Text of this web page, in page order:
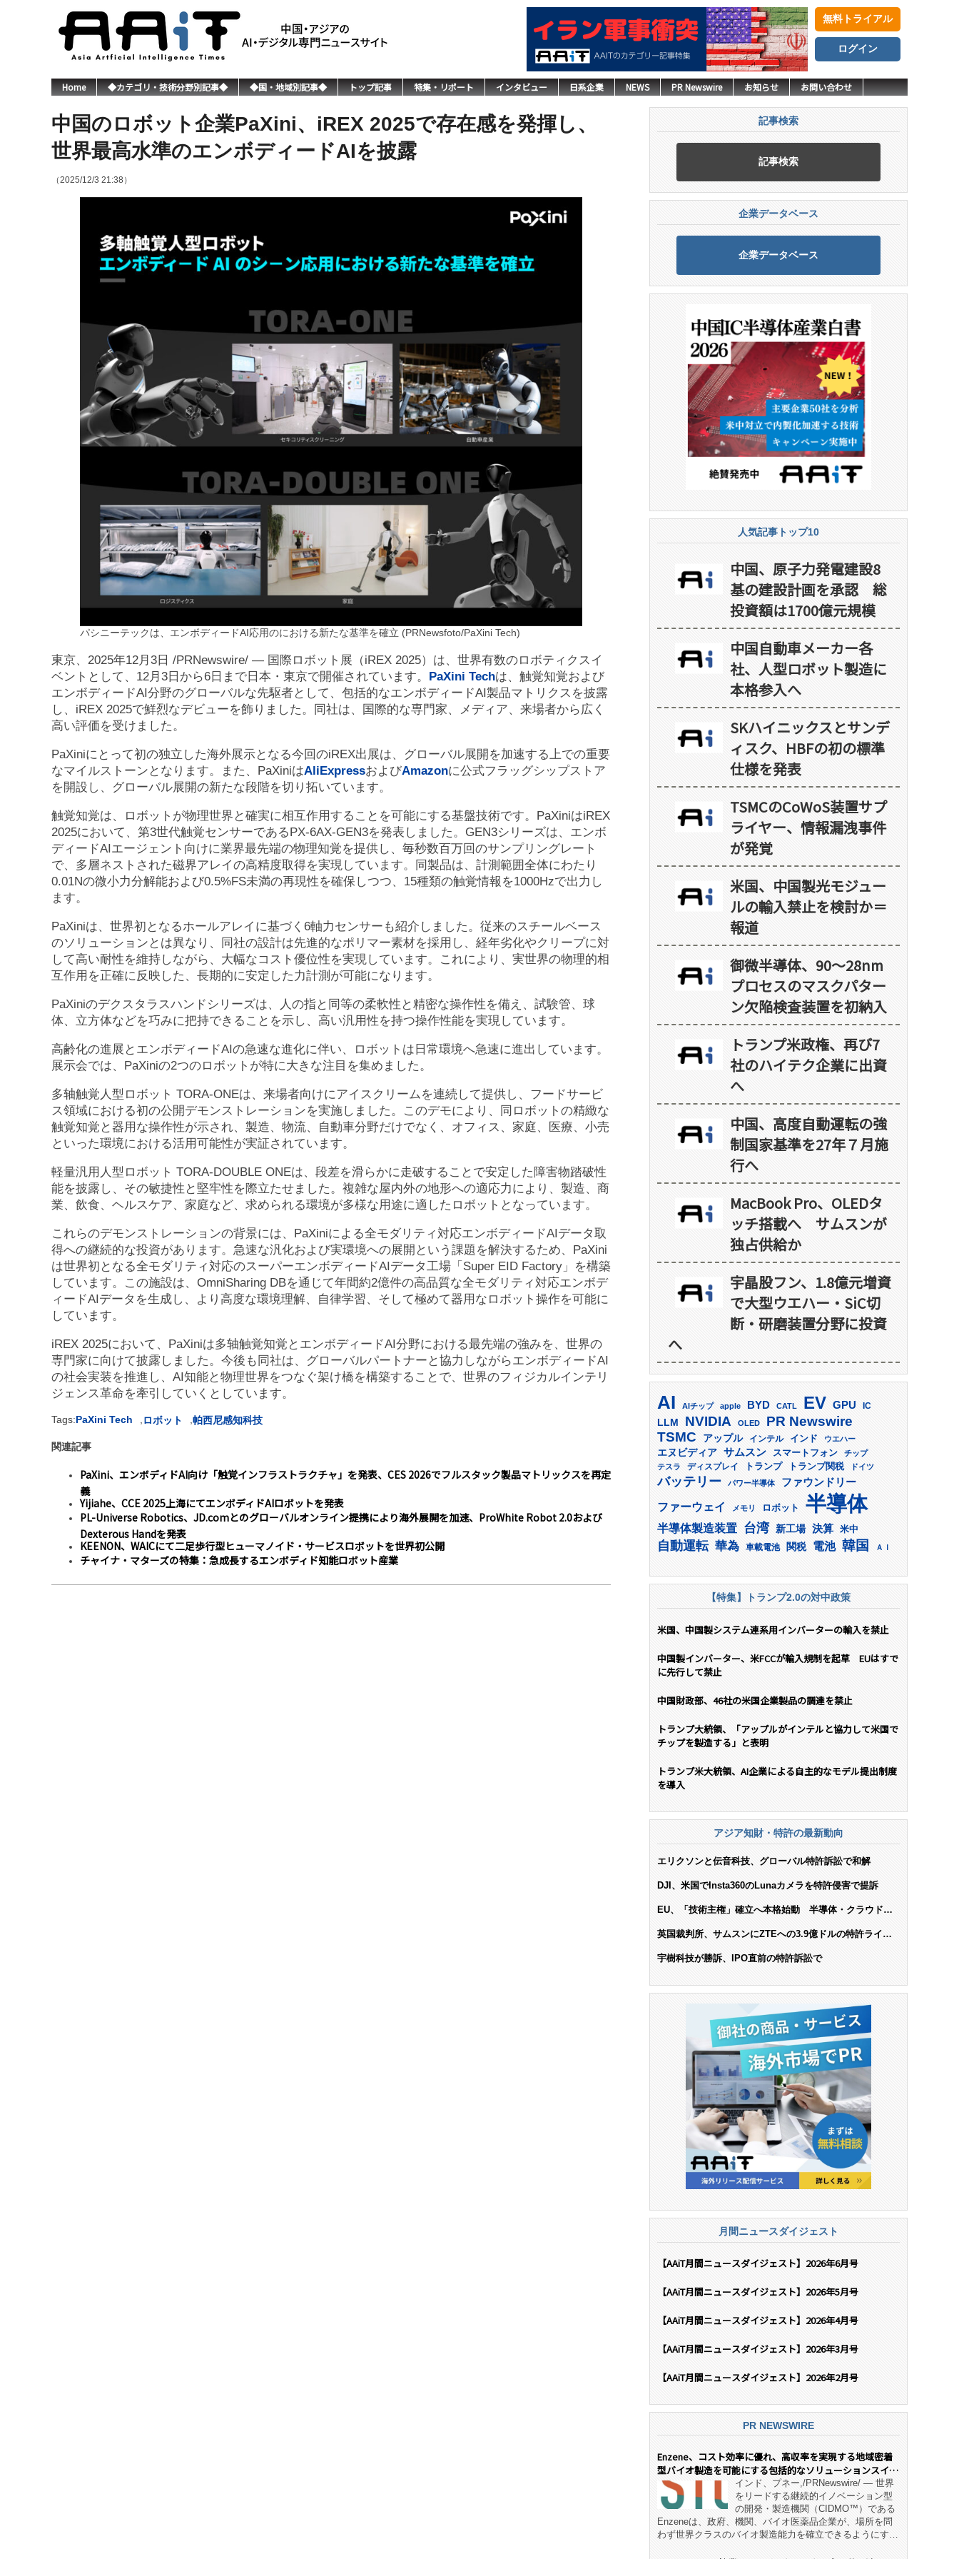
無料トライアル
ログイン
Home ◆カテゴリ・技術分野別記事◆ ◆国・地域別記事◆ トップ記事 特集・リポート インタビュー 日系企業 NEWS PR Newswire お知らせ お問い合わせ
中国のロボット企業PaXini、iREX 2025で存在感を発揮し、
世界最高水準のエンボディードAIを披露
（2025/12/3 21:38）
パシニーテックは、エンボディードAI応用のにおける新たな基準を確立 (PRNewsfoto/PaXini Tech)
東京、2025年12月3日 /PRNewswire/ — 国際ロボット展（iREX 2025）は、世界有数のロボティクスイ
ベントとして、12月3日から6日まで日本・東京で開催されています。
PaXini Techは、触覚知覚および
エンボディードAI分野のグローバルな先駆者として、包括的なエンボディードAI製品マトリクスを披露
し、iREX 2025で鮮烈なデビューを飾りました。同社は、国際的な専門家、メディア、来場者から広く
高い評価を受けました。
PaXiniにとって初の独立した海外展示となる今回のiREX出展は、グローバル展開を加速する上での重要
なマイルストーンとなります。また、PaXiniはAliExpressおよびAmazonに公式フラッグシップストア
を開設し、グローバル展開の新たな段階を切り拓いています。
触覚知覚は、ロボットが物理世界と確実に相互作用することを可能にする基盤技術です。PaXiniはiREX
2025において、第3世代触覚センサーであるPX-6AX-GEN3を発表しました。GEN3シリーズは、エンボ
ディードAIエージェント向けに業界最先端の物理知覚を提供し、毎秒数百万回のサンプリングレート
で、多層ネストされた磁界アレイの高精度取得を実現しています。同製品は、計測範囲全体にわたり
0.01Nの微小力分解能および0.5%FS未満の再現性を確保しつつ、15種類の触覚情報を1000Hzで出力し
ます。
PaXiniは、世界初となるホールアレイに基づく6軸力センサーも紹介しました。従来のスチールベース
のソリューションとは異なり、同社の設計は先進的なポリマー素材を採用し、経年劣化やクリープに対
して高い耐性を維持しながら、大幅なコスト優位性を実現しています。これにより、実世界の物理的相
互作用を正確に反映した、長期的に安定した力計測が可能になります。
PaXiniのデクスタラスハンドシリーズは、人の指と同等の柔軟性と精密な操作性を備え、試験管、球
体、立方体などを巧みに把持できることを示し、高い汎用性を持つ操作性能を実現しています。
高齢化の進展とエンボディードAIの急速な進化に伴い、ロボットは日常環境へ急速に進出しています。
展示会では、PaXiniの2つのロボットが特に大きな注目を集めました。
多轴触覚人型ロボット TORA-ONEは、来場者向けにアイスクリームを連続して提供し、フードサービ
ス領域における初の公開デモンストレーションを実施しました。このデモにより、同ロボットの精緻な
触覚知覚と器用な操作性が示され、製造、物流、自動車分野だけでなく、オフィス、家庭、医療、小売
といった環境における活用可能性が実証されています。
軽量汎用人型ロボット TORA-DOUBLE ONEは、段差を滑らかに走破することで安定した障害物踏破性
能を披露し、その敏捷性と堅牢性を際立たせました。複雑な屋内外の地形への適応力により、製造、商
業、飲食、ヘルスケア、家庭など、求められる環境が多様な用途に適したロボットとなっています。
これらのデモンストレーションの背景には、PaXiniによる全モダリティ対応エンボディードAIデータ取
得への継続的な投資があります。急速な汎化および実環境への展開という課題を解決するため、PaXini
は世界初となる全モダリティ対応のスーパーエンボディードAIデータ工場「Super EID Factory」を構築
しています。この施設は、OmniSharing DBを通じて年間約2億件の高品質な全モダリティ対応エンボデ
ィードAIデータを生成し、より高度な環境理解、自律学習、そして極めて器用なロボット操作を可能に
しています。
iREX 2025において、PaXiniは多轴触覚知覚とエンボディードAI分野における最先端の強みを、世界の
専門家に向けて披露しました。今後も同社は、グローバルパートナーと協力しながらエンボディードAI
の社会実装を推進し、AI知能と物理世界をつなぐ架け橋を構築することで、世界のフィジカルインテリ
ジェンス革命を牽引していくとしています。
Tags:PaXini Tech ,ロボット ,帕西尼感知科技
関連記事
PaXini、エンボディドAI向け「触覚インフラストラクチャ」を発表、CES 2026でフルスタック製品マトリックスを再定
義
Yijiahe、CCE 2025上海にてエンボディドAIロボットを発表
PL-Universe Robotics、JD.comとのグローバルオンライン提携により海外展開を加速、ProWhite Robot 2.0および
Dexterous Handを発表
KEENON、WAICにて二足歩行型ヒューマノイド・サービスロボットを世界初公開
チャイナ・マターズの特集：急成長するエンボディド知能ロボット産業
記事検索
記事検索
企業データベース
企業データベース
人気記事トップ10
中国、原子力発電建設8
基の建設計画を承認 総
投資額は1700億元規模
中国自動車メーカー各
社、人型ロボット製造に
本格参入へ
SKハイニックスとサンデ
ィスク、HBFの初の標準
仕様を発表
TSMCのCoWoS装置サプ
ライヤー、情報漏洩事件
が発覚
米国、中国製光モジュー
ルの輸入禁止を検討か＝
報道
御微半導体、90～28nm
プロセスのマスクパター
ン欠陥検査装置を初納入
トランプ米政権、再び7
社のハイテク企業に出資
へ
中国、高度自動運転の強
制国家基準を27年７月施
行へ
MacBook Pro、OLEDタ
ッチ搭載へ サムスンが
独占供給か
宇晶股フン、1.8億元増資
で大型ウエハー・SiC切
断・研磨装置分野に投資
へ
AI AIチップ apple BYD CATL EV GPU IC
LLM NVIDIA OLED PR Newswire
TSMC アップル インテル インド ウエハー
エヌビディア サムスン スマートフォン
チップ
テスラ
ディスプレイ トランプ トランプ関税 ドイツ
バッテリー パワー半導体 ファウンドリー
ファーウェイ メモリ ロボット 半導体
半導体製造装置 台湾 新工場 決算 米中
自動運転 華為 車載電池 関税 電池 韓国 ＡＩ
【特集】トランプ2.0の対中政策
米国、中国製システム連系用インバーターの輸入を禁止
中国製インバーター、米FCCが輸入規制を起草 EUはすで
に先行して禁止
中国財政部、46社の米国企業製品の調達を禁止
トランプ大統領、「アップルがインテルと協力して米国で
チップを製造する」と表明
トランプ米大統領、AI企業による自主的なモデル提出制度
を導入
アジア知財・特許の最新動向
エリクソンと伝音科技、グローバル特許訴訟で和解
DJI、米国でInsta360のLunaカメラを特許侵害で提訴
EU、「技術主権」確立へ本格始動 半導体・クラウド・
英国裁判所、サムスンにZTEへの3.9億ドルの特許ライセ
宇樹科技が勝訴、IPO直前の特許訴訟で
月間ニュースダイジェスト
【AAiT月間ニュースダイジェスト】2026年6月号
【AAiT月間ニュースダイジェスト】2026年5月号
【AAiT月間ニュースダイジェスト】2026年4月号
【AAiT月間ニュースダイジェスト】2026年3月号
【AAiT月間ニュースダイジェスト】2026年2月号
PR NEWSWIRE
Enzene、コスト効率に優れ、高収率を実現する地域密着
型バイオ製造を可能にする包括的なソリューションスイー
ト「NeX™」 をリリースインド、プネー,/PRNewswire/ — 世界
をリードする継続的イノベーション型
の開発・製造機関（CIDMO™）である
Enzeneは、政府、機関、バイオ医薬品企業が、場所を問
わず世界クラスのバイオ製造能力を確立できるようにす